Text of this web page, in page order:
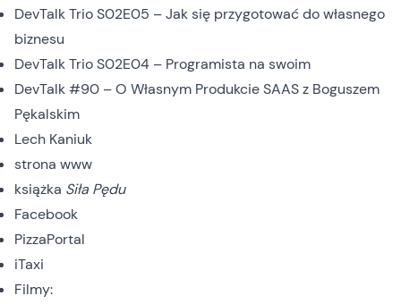
DevTalk Trio S02E05 – Jak się przygotować do własnego
biznesu
DevTalk Trio S02E04 – Programista na swoim
DevTalk #90 – O Własnym Produkcie SAAS z Boguszem
Pękalskim
Lech Kaniuk
strona www
książka Siła Pędu
Facebook
PizzaPortal
iTaxi
Filmy: